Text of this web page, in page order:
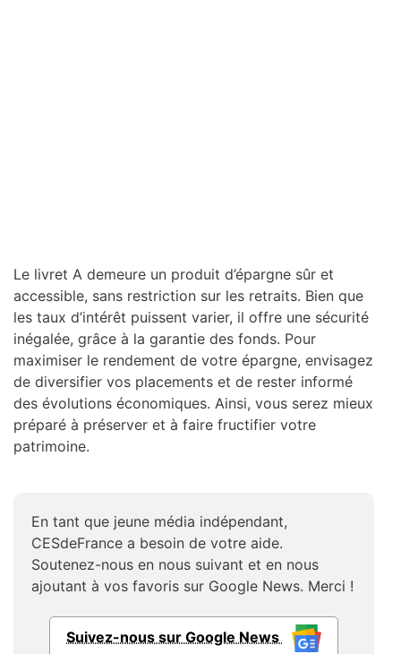
Le livret A demeure un produit d’épargne sûr et
accessible, sans restriction sur les retraits. Bien que
les taux d’intérêt puissent varier, il offre une sécurité
inégalée, grâce à la garantie des fonds. Pour
maximiser le rendement de votre épargne, envisagez
de diversifier vos placements et de rester informé
des évolutions économiques. Ainsi, vous serez mieux
préparé à préserver et à faire fructifier votre
patrimoine.
En tant que jeune média indépendant,
CESdeFrance a besoin de votre aide.
Soutenez-nous en nous suivant et en nous
ajoutant à vos favoris sur Google News. Merci !
Suivez-nous sur Google News